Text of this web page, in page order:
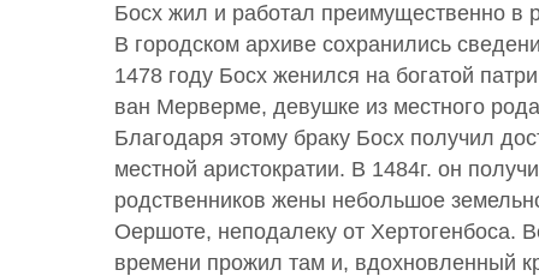
Босх жил и работал преимущественно в
В городском архиве сохранились
1478 году Босх женился на богатой
ван Мерверме, девушке из местного
Благодаря этому браку Босх получил
местной аристократии. В 1484г. он
родственников жены небольшое
Оершоте, неподалеку от Хертогенбоса.
времени прожил там и, вдохновленный